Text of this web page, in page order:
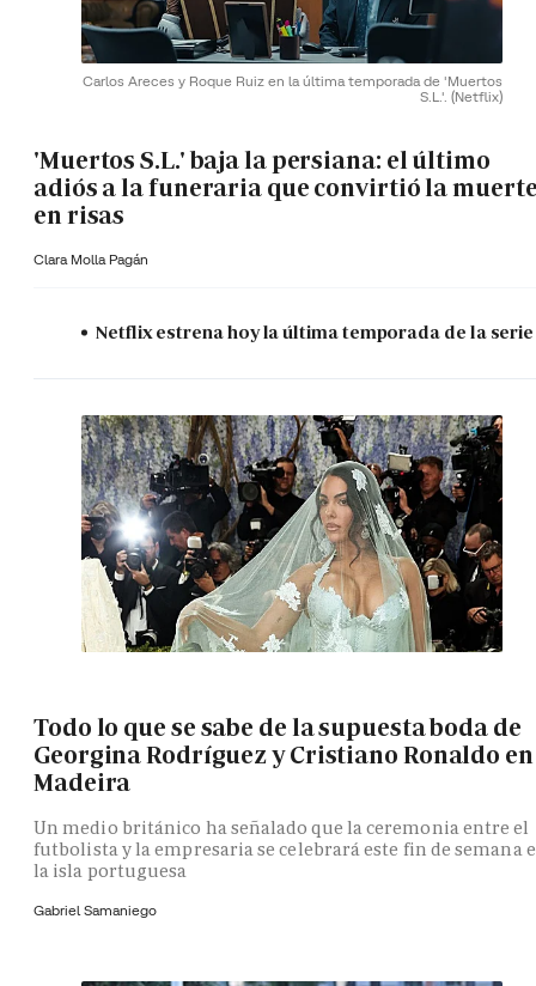
Carlos Areces y Roque Ruiz en la última temporada de 'Muertos
S.L.'. (Netflix)
'Muertos S.L.' baja la persiana: el último
adiós a la funeraria que convirtió la
en risas
Clara Molla Pagán
Netflix estrena hoy la última temporada de la serie
Todo lo que se sabe de la supuesta boda de
Georgina Rodríguez y Cristiano Ronaldo en
Madeira
Un medio británico ha señalado que la ceremonia entre el
futbolista y la empresaria se celebrará este fin de semana
la isla portuguesa
Gabriel Samaniego